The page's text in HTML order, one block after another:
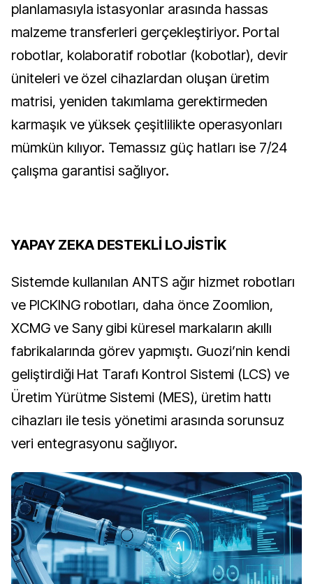
planlamasıyla istasyonlar arasında hassas
malzeme transferleri gerçekleştiriyor. Portal
robotlar, kolaboratif robotlar (kobotlar), devir
üniteleri ve özel cihazlardan oluşan üretim
matrisi, yeniden takımlama gerektirmeden
karmaşık ve yüksek çeşitlilikte operasyonları
mümkün kılıyor. Temassız güç hatları ise 7/24
çalışma garantisi sağlıyor.
YAPAY ZEKA DESTEKLİ LOJİSTİK
Sistemde kullanılan ANTS ağır hizmet robotları
ve PICKING robotları, daha önce Zoomlion,
XCMG ve Sany gibi küresel markaların akıllı
fabrikalarında görev yapmıştı. Guozi’nin kendi
geliştirdiği Hat Tarafı Kontrol Sistemi (LCS) ve
Üretim Yürütme Sistemi (MES), üretim hattı
cihazları ile tesis yönetimi arasında sorunsuz
veri entegrasyonu sağlıyor.